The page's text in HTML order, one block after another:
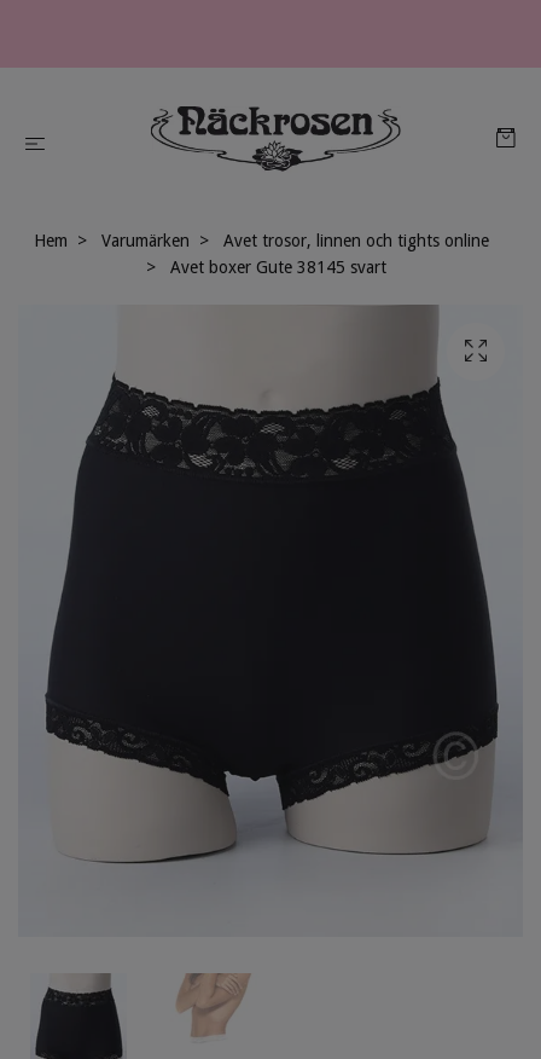
Hem Varumärken
Avet trosor, linnen och tights online
Avet boxer Gute 38145 svart